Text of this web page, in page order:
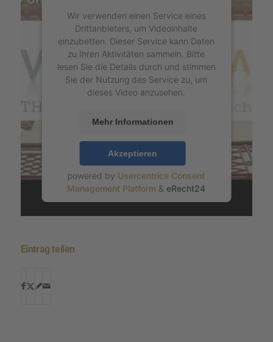
Wir verwenden einen Service eines
Drittanbieters, um Videoinhalte
einzubetten. Dieser Service kann Daten
zu Ihren Aktivitäten sammeln. Bitte
lesen Sie die Details durch und stimmen
Sie der Nutzung des Service zu, um
dieses Video anzusehen.
Mehr Informationen
Akzeptieren
powered by Usercentrics Consent
Management Platform & eRecht24
Eintrag teilen